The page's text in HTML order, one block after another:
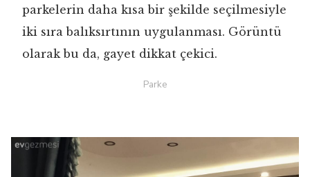
parkelerin daha kısa bir şekilde seçilmesiyle
iki sıra balıksırtının uygulanması. Görüntü
olarak bu da, gayet dikkat çekici.
Parke